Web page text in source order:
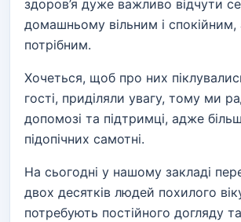
здоров’я дуже важливо відчути
домашньому вільним і спокійним,
потрібним.
Хочеться, щоб про них
гості, приділяли увагу, тому ми
допомозі та підтримці, адже
підопічних самотні.
На сьогодні у нашому закладі
двох десятків людей похилого
потребують постійного догляду